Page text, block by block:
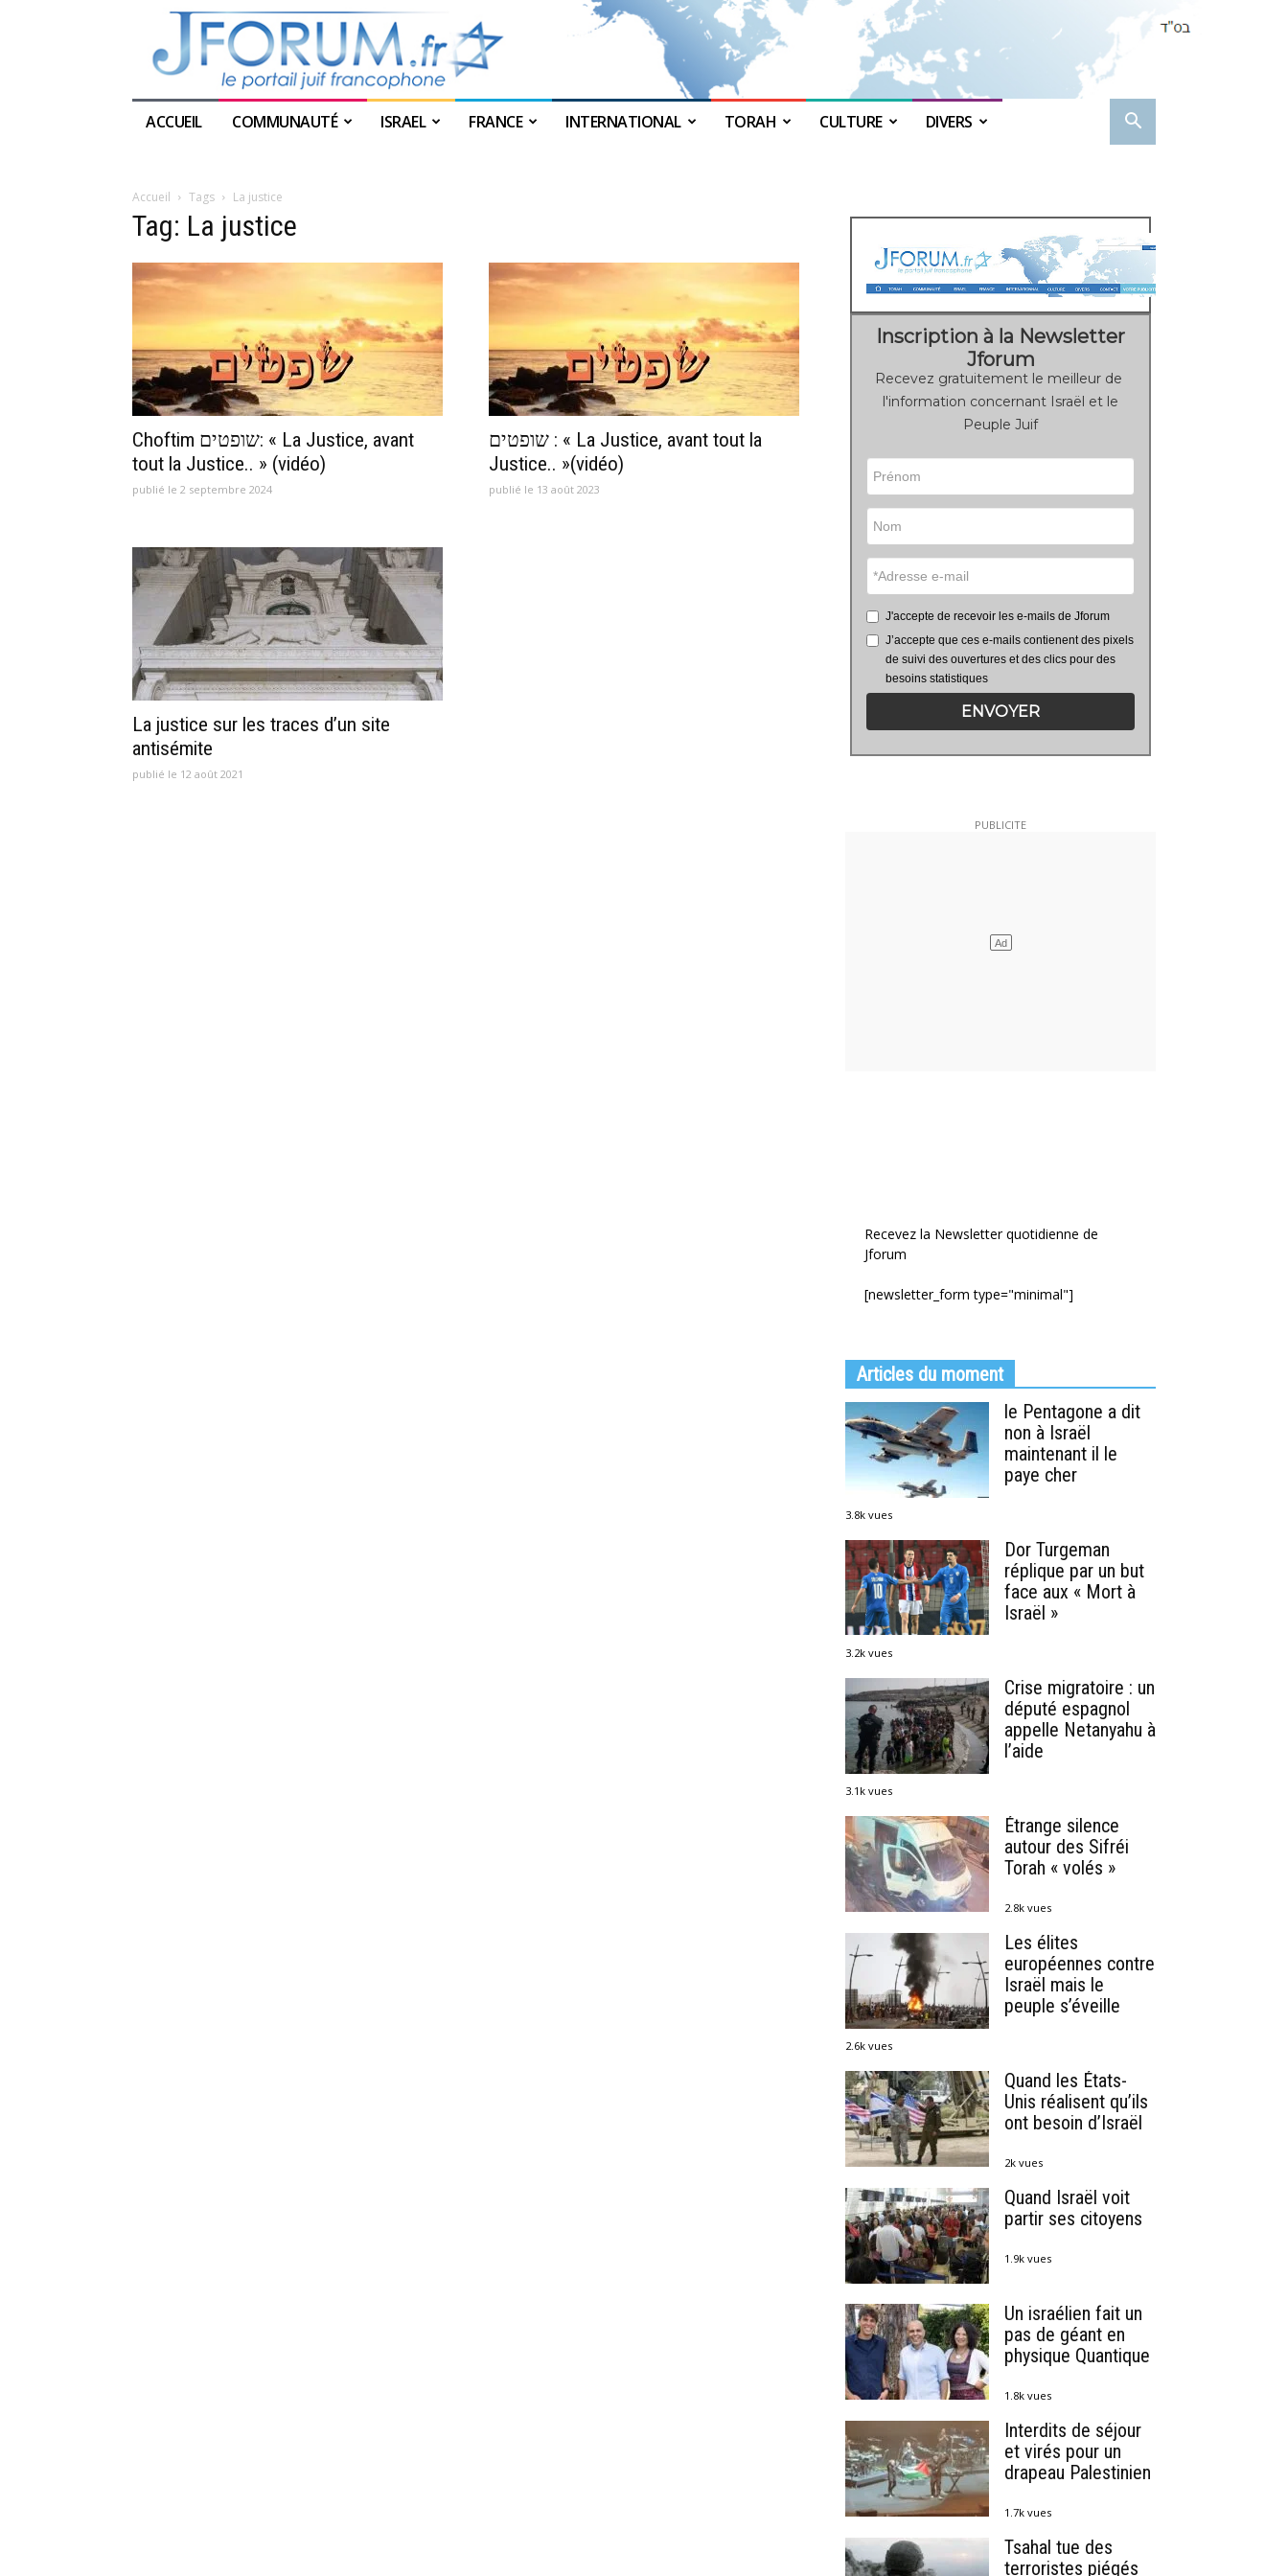
ACCUEIL COMMUNAUTÉ ISRAEL FRANCE INTERNATIONAL TORAH CULTURE DIVERS
Accueil Tags La justice
Tag: La justice
Choftim שופטים: « La Justice, avant
tout la Justice.. » (vidéo)
publié le 2 septembre 2024
שופטים : « La Justice, avant tout la
Justice.. »(vidéo)
publié le 13 août 2023
La justice sur les traces d’un site
antisémite
publié le 12 août 2021
Inscription à la Newsletter
Jforum
Recevez gratuitement le meilleur de
l'information concernant Israël et le
Peuple Juif
J'accepte de recevoir les e-mails de Jforum
J’accepte que ces e-mails contienent des pixels
de suivi des ouvertures et des clics pour des
besoins statistiques
ENVOYER
Recevez la Newsletter quotidienne de
Jforum
[newsletter_form type="minimal"]
Articles du moment
le Pentagone a dit
non à Israël
maintenant il le
paye cher
3.8k vues
Dor Turgeman
réplique par un but
face aux « Mort à
Israël »
3.2k vues
Crise migratoire : un
député espagnol
appelle Netanyahu à
l’aide
3.1k vues
Étrange silence
autour des Sifréi
Torah « volés »
2.8k vues
Les élites
européennes contre
Israël mais le
peuple s’éveille
2.6k vues
Quand les États-
Unis réalisent qu’ils
ont besoin d’Israël
2k vues
Quand Israël voit
partir ses citoyens
1.9k vues
Un israélien fait un
pas de géant en
physique Quantique
1.8k vues
Interdits de séjour
et virés pour un
drapeau Palestinien
1.7k vues
Tsahal tue des
terroristes piégés